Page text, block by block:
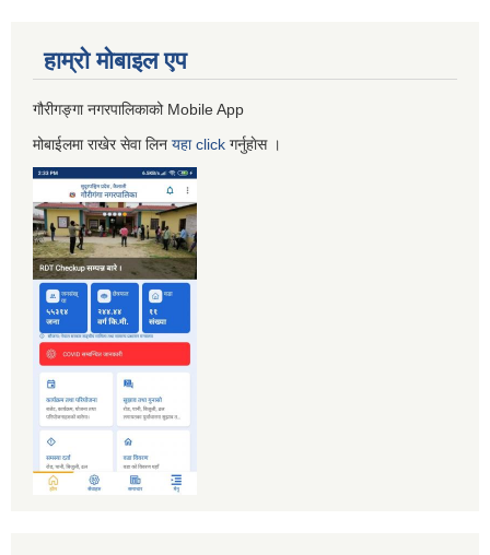
हाम्रो माेबाइल एप
गौरीगङ्गा नगरपालिकाको Mobile App
मोबाईलमा राखेर सेवा लिन यहाclick गर्नुहाेस ।